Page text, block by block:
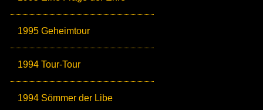
1995 Geheimtour
1994 Tour-Tour
1994 Sömmer der Libe